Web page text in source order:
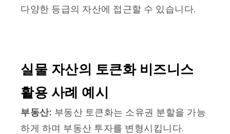
다양한 등급의 자산에 접근할 수 있습니다.
실물 자산의 토큰화 비즈니스
활용 사례 예시
부동산: 부동산 토큰화는 소유권 분할을 가능
하게 하며 부동산 투자를 변형시킵니다.